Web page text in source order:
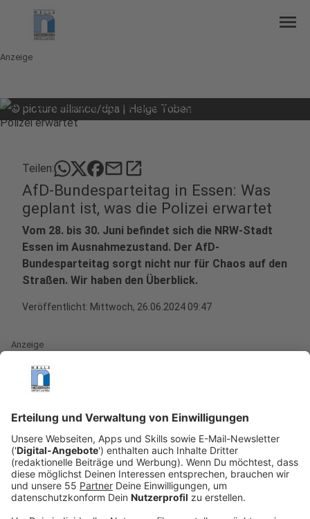
menu
Anzeige
© picture alliance/dpa | Helge Toben
Teilen: mailopen_in_new
AfD-Bundesparteitag in Essen: Was
geplant ist, was die Polizei erwartet
Vom 28. bis 30. Juni befindet sich die NRW-Stadt
Essen im Ausnahmezustand. Der AfD-
Bundesparteitag sorgt nicht nur für Chaos auf den
Straßen. Wir haben den Überblick.
Veröffentlicht: Mittwoch, 26.06.2024 09:47
Anzeige
(dpa) - Die Polizei ruft vor den erwarteten
Massendemos gegen den AfD-Bundesparteitag am
Wochenende vom 28. bis 30. Juni zu friedlichen
Protesten auf - stellt sich aber auch auf
Ausschreitungen ein. Man rechne damit, dass mehrere
Hundert gewaltbereite Störer aus ganz Deutschland
nach Essen reisten, sagte Einsatzleiter Detlef Köbbel